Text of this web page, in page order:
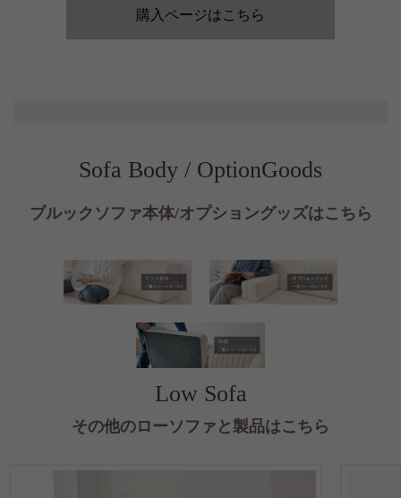
購入ページはこちら
Sofa Body / OptionGoods
ブルックソファ本体/オプショングッズはこちら
Low Sofa
その他のローソファと製品はこちら